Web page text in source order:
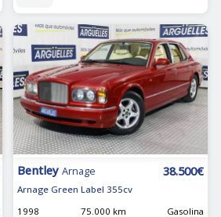
Bentley Arnage 38.500€
Arnage Green Label 355cv
1998
75.000 km Gasolina